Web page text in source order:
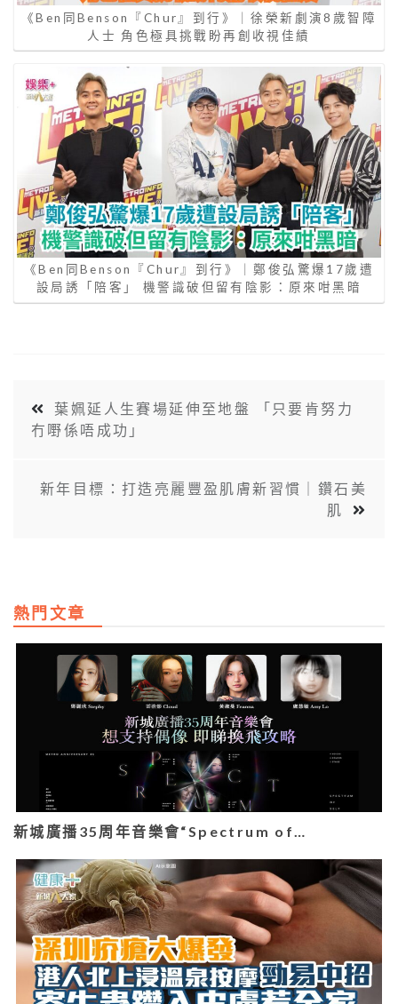
《Ben同Benson『Chur』到行》｜徐榮新劇演8歲智障
人士 角色極具挑戰盼再創收視佳績
《Ben同Benson『Chur』到行》｜鄭俊弘驚爆17歲遭
設局誘「陪客」 機警識破但留有陰影：原來咁黑暗
葉姵延人生賽場延伸至地盤 「只要肯努力
冇嘢係唔成功」
新年目標：打造亮麗豐盈肌膚新習慣｜鑽石美
肌
熱門文章
新城廣播35周年音樂會“Spectrum of…